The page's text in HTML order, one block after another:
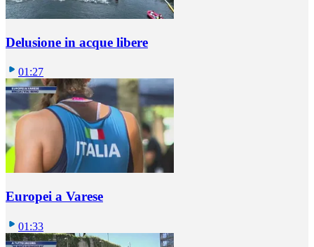
Delusione in acque libere
01:27
Europei a Varese
01:33